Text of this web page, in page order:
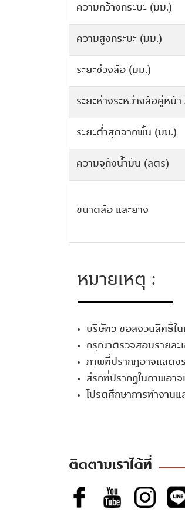
ความกว้างกระบะ (มม.)
ความสูงกระบะ (มม.)
ระยะช่วงล้อ (มม.)
ระยะห่างระหว่างล้อคู่หน้
ระยะต่ำสุดจากพื้น (มม.)
ความจุถังน้ำมัน (ลิตร)
ขนาดล้อ และยาง
อัตราส่วนกำลังอัด
กำลังสูงสุด (กิโลวัตต์
แรงบิดสูงสุด (นิวตัน – เ
อัตราทดเกียร์ 4
อัตราทดเกียร์ 5
อัตราทดเกียร์ 6
อัตราทดเกียร์ถอยหลัง
อัตราทดเฟืองท้าย
ระบบขับเคลื่อน 4 ล้อ พร้
ระบบเบรกหน้า
ระบบเบรกหลัง
ไฟเบรกดวงที่ 3 แบบ LED
กระจกมองข้าง และมือเปิ
กระจกมองข้างพับ และป
ระบบปัดน้ำฝนด้านหน้า
ระบบไล่ฝ้ากระจกหลัง พร้
กันชนหน้าสีเดียวกับตัวรถ
กันชนหลังสีเดียวกับตัวรถ
บันไดข้าง
วัสดุหุ้มพวงมาลัย
ปุ่มควบคุมพวงมาลัย
ระบบควบคุมความเร็วอัต
เบาะนั่งคนขับปรับ 6 ทิศทา
ด้านหน้าปรับ 4 ทิศทาง
เบาะนั่งคนขับ และผู้โดย
ทิศทาง
พับเก็บได้
แผงบังแดด พร้อมกระจ
หน้าจอแสดงผลอัจฉริยะ
กระจกไฟฟ้า One
พร้อมระบบกันหนีบ
กระจกมองหลังตัดแสง
ระบบควบคุมการทรงตัว
System)
ระบบป้องกันล้อหมุนฟรี แ
TCS (Traction Control
ระบบช่วยการออกตัวบนท
Start Assist System)
ระบบควบคุมความเร็วข
(Hill Descent Control
เข็มขัดนิรภัยคู่หน้าแบบดึ
อัตโนมัติ
เข็มขัดนิรภัยแถวหลังแบ
กล้องมองภาพรอบทิศท
ระยะถอยหลัง
ระบบเชื่อมต่อโทรศัพท์มื
เชื่อมต่อ USB 2 ช่อง
ระบบขอบเขตอิเล็กทรอนิกส์
ระบบช่วยค้นหาศูนย์บริกา
การดูแลรักษารถยนต์ตาม
Smart Command (ระบ
ระบบสั่งการผ่านเสียงภาษ
ระบบควบคุมการทำงานข
ทางสมาร์ทโฟน
Smart Connect (ระบบเ
ระบบนำทาง Navigation
ระบบช่วยค้นหาร้านอาห
นำทาง
อัพเกรดระบบผ่านออนไล
หมายเหตุ :
บริษัทฯ ขอสงวนสิทธิ์ใน
กรุณาตรวจสอบรายละ
ภาพที่ปรากฎอาจแสดง
สีรถที่ปรากฏในภาพอา
โปรดศึกษาการทำงาน
ติดตามเราได้ที่